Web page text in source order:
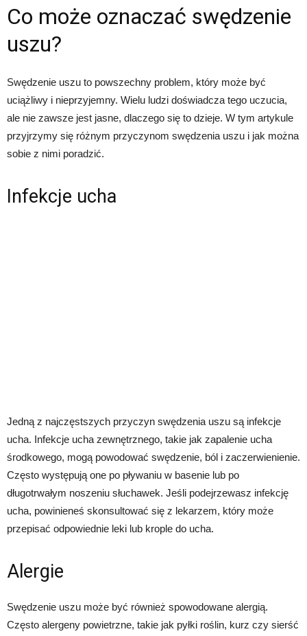
Co może oznaczać swędzenie
uszu?
Swędzenie uszu to powszechny problem, który może być
uciążliwy i nieprzyjemny. Wielu ludzi doświadcza tego uczucia,
ale nie zawsze jest jasne, dlaczego się to dzieje. W tym artykule
przyjrzymy się różnym przyczynom swędzenia uszu i jak można
sobie z nimi poradzić.
Infekcje ucha
Jedną z najczęstszych przyczyn swędzenia uszu są infekcje
ucha. Infekcje ucha zewnętrznego, takie jak zapalenie ucha
środkowego, mogą powodować swędzenie, ból i zaczerwienienie.
Często występują one po pływaniu w basenie lub po
długotrwałym noszeniu słuchawek. Jeśli podejrzewasz infekcję
ucha, powinieneś skonsultować się z lekarzem, który może
przepisać odpowiednie leki lub krople do ucha.
Alergie
Swędzenie uszu może być również spowodowane alergią.
Często alergeny powietrzne, takie jak pyłki roślin, kurz czy sierść